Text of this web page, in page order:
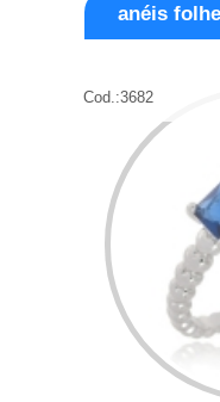
anéis
Cod.:3682